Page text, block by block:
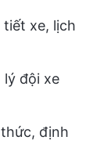
tiết xe, lịch
lý đội xe
định